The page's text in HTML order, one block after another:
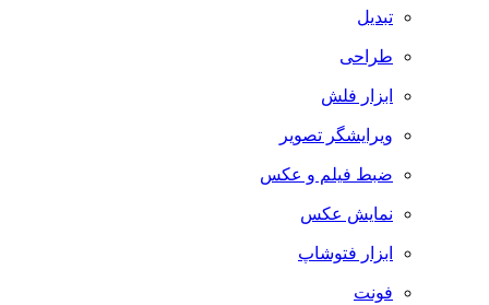
تبدیل
طراحی
ابزار فلش
ویرایشگر تصویر
ضبط فيلم و عكس
نمایش عکس
ابزار فتوشاپ
فونت